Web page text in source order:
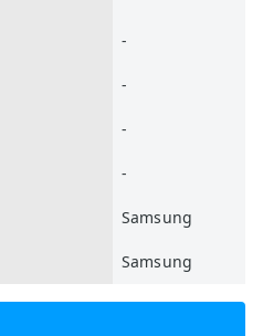
-
-
-
-
Samsung
Samsung